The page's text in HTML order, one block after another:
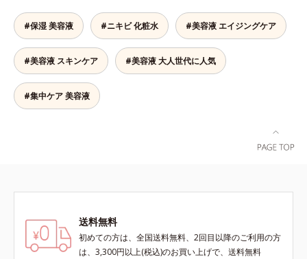
植物由来成分や「ナノVCショット
カプセル」を採用。化粧水前に塗る
だけの簡単ケアで、ゴワつきや肌荒
れ、ニキビを予防します。【ご使用
ステップ】洗顔の後、化粧水の前に
お使いいただく先行型美容液です。
※敏感肌対象パッチテスト済（すべ
すべての人にコメド（ニキビのも
ません
#保湿 美容液 #ニキビ 化粧水 #美容液 エイジングケア
#美容液 スキンケア #美容液 大人世代に人気
#集中ケア 美容液
送料無料
初めての方は、全国送料無料、2回目以降のご利用の方
は、3,300円以上(税込)のお買い上げで、送料無料